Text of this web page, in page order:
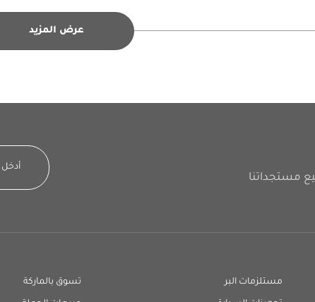
عرض المزيد
مستلزمات البر تسوق بالماركة